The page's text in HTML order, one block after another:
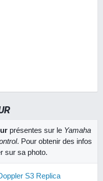
présentes sur le Yamaha
. Pour obtenir des infos
sur sa photo.
S3 Replica